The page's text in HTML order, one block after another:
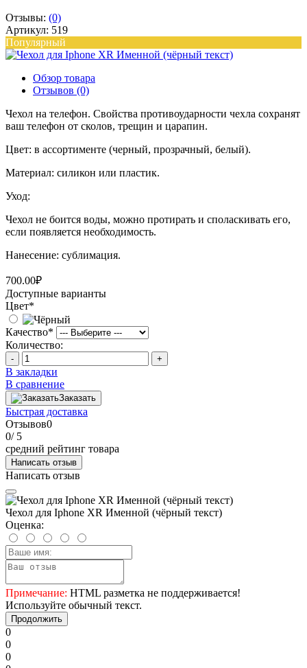
Отзывы: (0)
Артикул: 519
Популярный
Обзор товара
Отзывов (0)
Чехол на телефон. Свойства противоударности чехла сохранят
ваш телефон от сколов, трещин и царапин.
Цвет: в ассортименте (черный, прозрачный, белый).
Материал: силикон или пластик.
Уход:
Чехол не боится воды, можно протирать и споласкивать его,
если появляется необходимость.
Нанесение: сублимация.
700.00₽
Доступные варианты
Цвет*
Качество*
Количество:
- +
В закладки
В сравнение
Заказать
Быстрая доставка
Отзывов0
0/ 5
средний рейтинг товара
Написать отзыв
Написать отзыв
Чехол для Iphone XR Именной (чёрный текст)
Оценка:
Примечание: HTML разметка не поддерживается!
Используйте обычный текст.
Продолжить
0
0
0